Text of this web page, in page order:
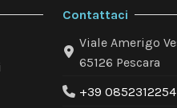
Contattaci
Viale Amerigo
65126 Pescara
+39 0852312254